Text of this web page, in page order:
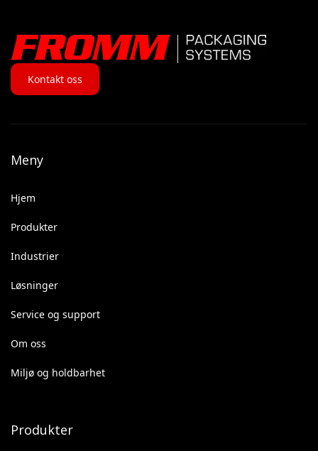
Kontakt oss
Meny
Hjem
Produkter
Industrier
Løsninger
Service og support
Om oss
Miljø og holdbarhet
Produkter